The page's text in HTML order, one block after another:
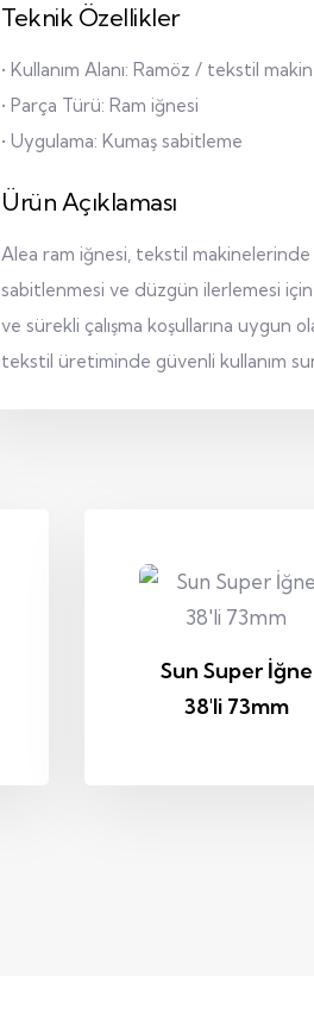
Teknik Özellikler
• Kullanım Alanı: Ramöz / tekstil
• Parça Türü: Ram iğnesi
• Uygulama: Kumaş sabitleme
Ürün Açıklaması
Alea ram iğnesi, tekstil makinelerinde
sabitlenmesi ve düzgün ilerlemesi için
ve sürekli çalışma koşullarına
tekstil üretiminde güvenli kullanım
Sun Super İğne
38'li 73mm